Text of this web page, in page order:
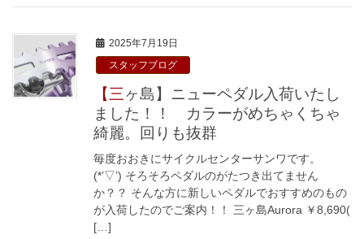
2025年7月19日
スタッフブログ
【三ヶ島】ニューペダル入荷いたし
ました！！ カラーがめちゃくちゃ
綺麗。回りも抜群
毎度おおきにサイクルセンターサンワです。
(*’▽’) そろそろペダルのがたつき出てません
か？？ そんな方に新しいペダルでおすすめのもの
が入荷したのでご案内！！ 三ヶ島Aurora ￥8,690(
[…]